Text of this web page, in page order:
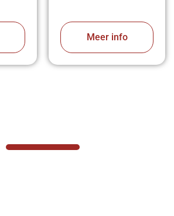
Meer info